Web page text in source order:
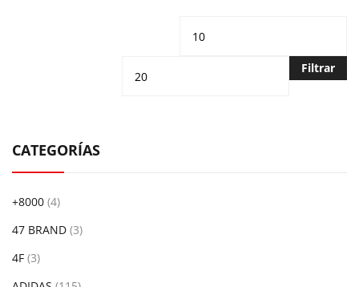
Precio
Filtrar
CATEGORÍAS
+8000 (4)
47 BRAND (3)
4F (3)